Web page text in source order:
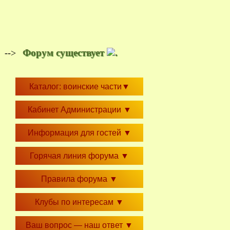
--> Форум существует .
Каталог: воинские части ▼
Кабинет Администрации ▼
Информация для гостей ▼
Горячая линия форума ▼
Правила форума ▼
Клубы по интересам ▼
Ваш вопрос — наш ответ ▼